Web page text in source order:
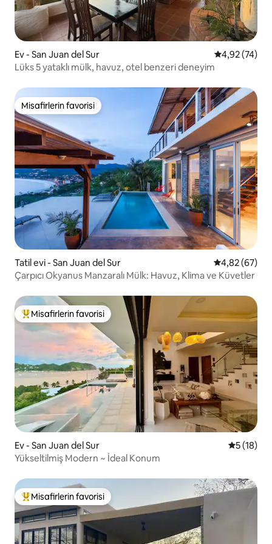
Ev - San Juan del Sur 5 üzerinden
4,92 (74)
Lüks 5 yataklı mülk, havuz, otel benzeri deneyim
Misafirlerin favorisi
Misafirlerin favorisi
Tatil evi - San Juan del Sur 5 üzerinden
4,82 (67)
Çarpıcı Okyanus Manzaralı Mülk: Havuz, Klima ve Küvetler
Misafirlerin favorilerinden en beğenilenler arasında
Misafirlerin favorisi
Ev - San Juan del Sur 55 (18)
Yükseltilmiş Modern ~ İdeal Konum
Misafirlerin favorilerinden en beğenilenler arasında
Misafirlerin favorisi